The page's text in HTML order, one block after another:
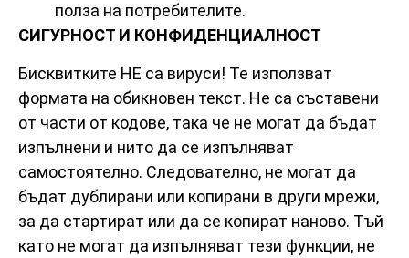
полза на потребителите.
СИГУРНОСТ И КОНФИДЕНЦИАЛНОСТ
Бисквитките НЕ са вируси! Те използват
формата на обикновен текст. Не са съставени
от части от кодове, така че не могат да бъдат
изпълнени и нито да се изпълняват
самостоятелно. Следователно, не могат да
бъдат дублирани или копирани в други мрежи,
за да стартират или да се копират наново. Тъй
като не могат да изпълняват тези функции, не